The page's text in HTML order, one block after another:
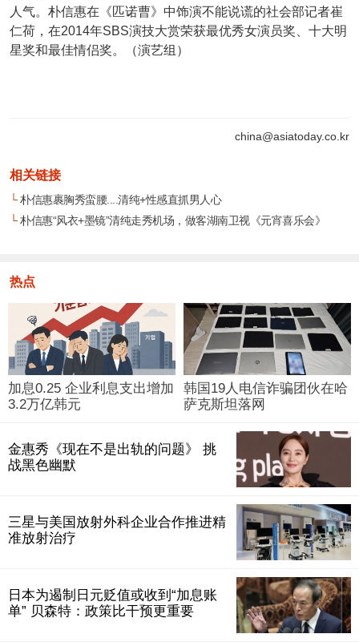
人气。 朴信惠在《匹诺曹》中饰演不能说谎的社会部记者崔
仁荷，在2014年SBS演技大赏荣获最优秀女演员奖、十大明
星奖和最佳情侣奖。（演艺组）
china@asiatoday.co.kr
相关链接
└朴信惠裹胸秀蛮腰....清纯+性感直抓男人心
└朴信惠“风衣+墨镜”清纯走秀机场，做客湖南卫视《元宵喜乐会》
热点
加息0.25 企业利息支出增加
3.2万亿韩元
韩国19人电信诈骗团伙在哈
萨克斯坦落网
金惠秀《现在不是出轨的问题》 挑
战黑色幽默
三星与美国放射外科企业合作推进精
准放射治疗
日本为遏制日元贬值或收到“加息账
单” 贝森特：政策比干预更重要